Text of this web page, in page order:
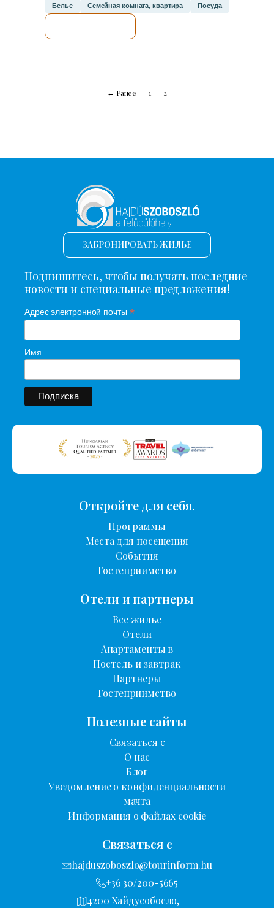
Белье Семейная комната, квартира Посуда
← Ранее 1 2
ЗАБРОНИРОВАТЬ ЖИЛЬЕ
Подпишитесь, чтобы получать последние
новости и специальные предложения!
Адрес электронной почты *
Имя
Откройте для себя.
Программы
Места для посещения
События
Гостеприимство
Отели и партнеры
Все жилье
Отели
Апартаменты в
Постель и завтрак
Партнеры
Гостеприимство
Полезные сайты
Связаться с
О нас
Блог
Уведомление о конфиденциальности
мачта
Информация о файлах cookie
Связаться с
hajduszoboszlo@tourinform.hu
+36 30/200-5665
4200 Хайдусобосло,